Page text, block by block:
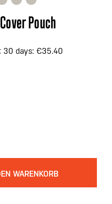
Pouch
30 days: €35.40
WARENKORB